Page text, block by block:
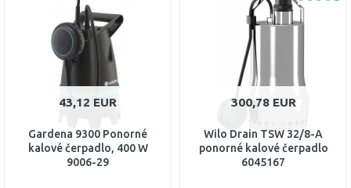
Porovnať Porovnať
43,12 EUR
Gardena 9300 Ponorné
kalové čerpadlo, 400 W
9006-29
300,78 EUR
Wilo Drain TSW 32/8-A
ponorné kalové čerpadlo
6045167